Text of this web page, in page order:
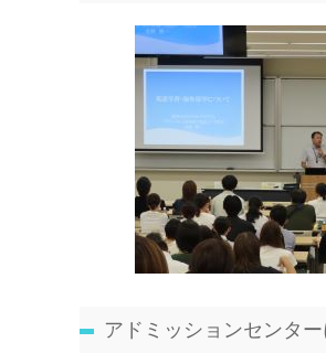
アドミッションセンタ